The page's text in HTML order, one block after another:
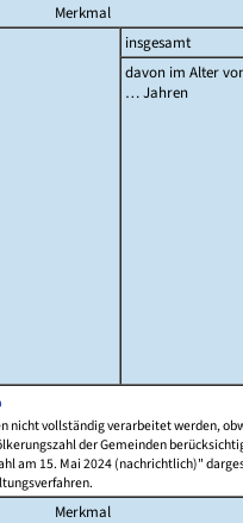
Merkmal
insgesamt
davon im Alter
… Jahren
vollständig verarbeitet werden,
der Gemeinden
am 15. Mai 2024 (nachrichtlich)"
Merkmal